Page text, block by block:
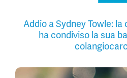
Addio a Sydney Towle:
ha condiviso la sua